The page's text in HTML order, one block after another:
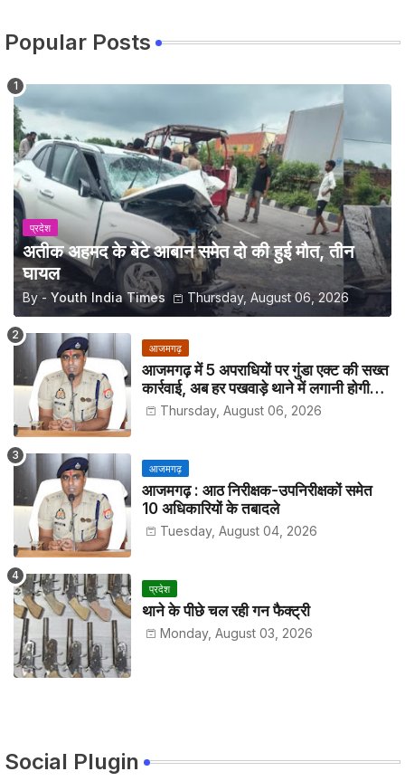
Popular Posts
प्रदेश
अतीक अहमद के बेटे आबान समेत दो की हुई मौत, तीन
घायल
By - Youth India Times Thursday, August 06, 2026
आजमगढ़
आजमगढ़ में 5 अपराधियों पर गुंडा एक्ट की सख्त
कार्रवाई, अब हर पखवाड़े थाने में लगानी होगी
हाजिरीThursday, August 06, 2026
आजमगढ़
आजमगढ़ : आठ निरीक्षक-उपनिरीक्षकों समेत
10 अधिकारियों के तबादले
Tuesday, August 04, 2026
प्रदेश
थाने के पीछे चल रही गन फैक्ट्री
Monday, August 03, 2026
Social Plugin